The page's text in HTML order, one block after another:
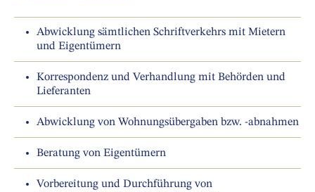
Abwicklung sämtlichen Schriftverkehrs mit Mietern
und Eigentümern
Korrespondenz und Verhandlung mit Behörden und
Lieferanten
Abwicklung von Wohnungsübergaben bzw. -abnahmen
Beratung von Eigentümern
Vorbereitung und Durchführung von